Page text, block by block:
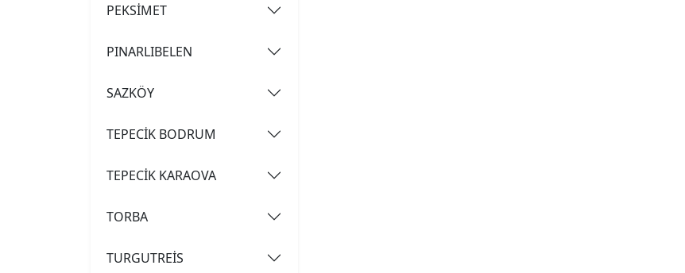
PEKSİMET
PINARLIBELEN
SAZKÖY
TEPECİK BODRUM
TEPECİK KARAOVA
TORBA
TURGUTREİS